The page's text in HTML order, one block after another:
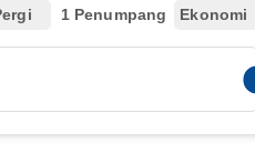
1 Penumpang Ekonomi